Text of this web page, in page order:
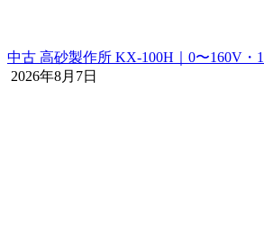
中古 高砂製作所 KX-100H｜0〜160V・
2026年8月7日